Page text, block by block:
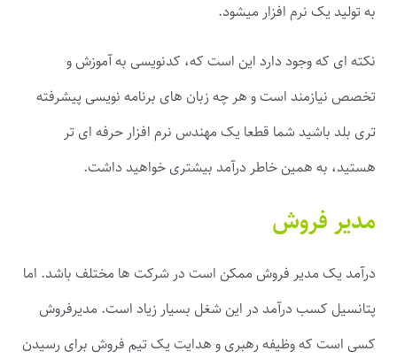
به تولید یک نرم افزار میشود.
نکته ای که وجود دارد این است که، کدنویسی به آموزش و
تخصص نیازمند است و هر چه زبان های برنامه نویسی پیشرفته
تری بلد باشید شما قطعا یک مهندس نرم افزار حرفه ای تر
هستید، به همین خاطر درآمد بیشتری خواهید داشت.
مدیر فروش
درآمد یک مدیر فروش ممکن است در شرکت ها مختلف باشد. اما
پتانسیل کسب درآمد در این شغل بسیار زیاد است. مدیرفروش
کسی است که وظیفه رهبری و هدایت یک تیم فروش برای رسیدن